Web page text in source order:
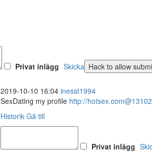
Privat inlägg Skicka
2019-10-10 16:04 inesst1994
SexDating my profile http://
Historik Gå till
Privat inlägg